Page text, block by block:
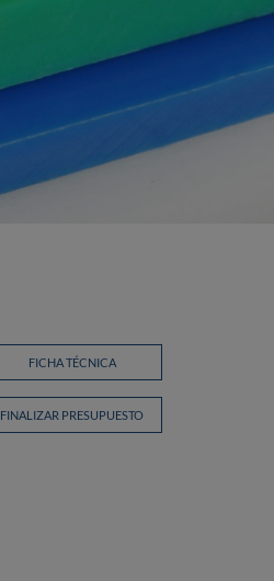
FICHA TÉCNICA
FINALIZAR PRESUPUESTO